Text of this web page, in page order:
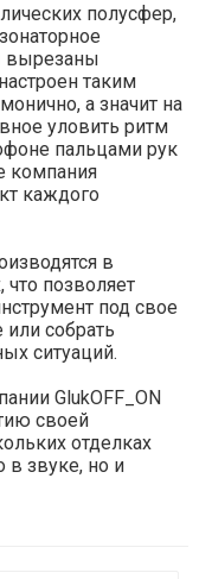
полусфер,
вырезаны
таким
а значит на
уловить ритм
пальцами рук
компания
каждого
в
что позволяет
под свое
или собрать
ситуаций.
GlukOFF_ON
своей
отделках
в звуке, но и